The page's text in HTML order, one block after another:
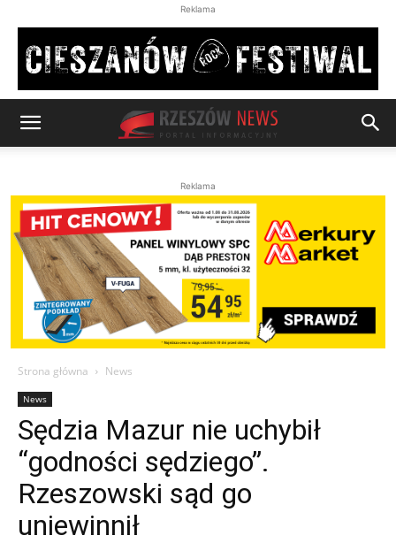
Reklama
Reklama
Strona główna News
News
Sędzia Mazur nie uchybił
“godności sędziego”.
Rzeszowski sąd go
uniewinnił